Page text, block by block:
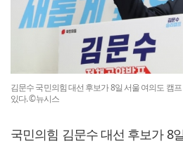
김문수 국민의힘 대선 후보가 8일 서울 여의도 캠
있다. ©뉴시스
국민의힘 김문수 대선 후보가 8